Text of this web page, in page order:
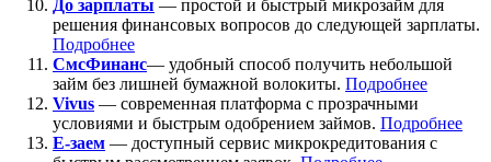
До зарплаты — простой и быстрый микрозайм для
решения финансовых вопросов до следующей зарплаты.
Подробнее
СмсФинанс— удобный способ получить небольшой
займ без лишней бумажной волокиты. Подробнее
Vivus — современная платформа с прозрачными
условиями и быстрым одобрением займов. Подробнее
Е-заем — доступный сервис микрокредитования с